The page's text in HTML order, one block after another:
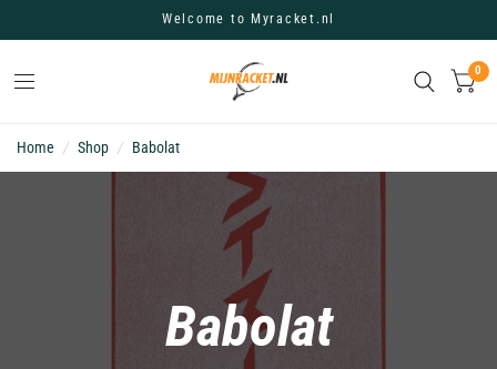
Welcome to Myracket.nl
0
Home / Shop / Babolat
Babolat